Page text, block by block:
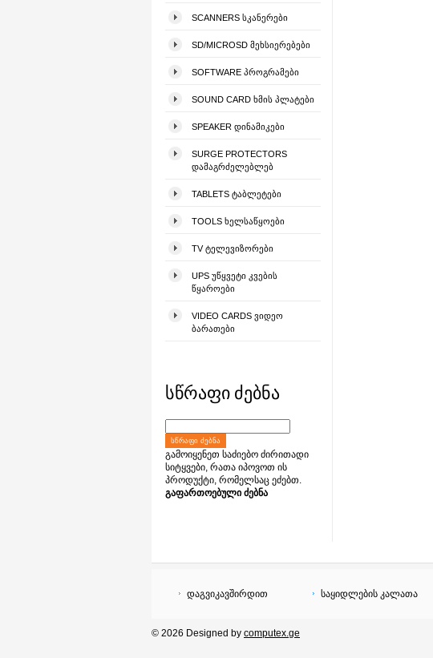
SCANNERS ᲡᲙᲐᲜᲔᲠᲔᲑᲘ
SD/MICROSD ᲛᲔᲮᲡᲘᲔᲠᲔᲑᲔᲑᲘ
SOFTWARE ᲞᲠᲝᲒᲠᲐᲛᲔᲑᲘ
SOUND CARD ᲮᲛᲘᲡ ᲞᲚᲐᲢᲔᲑᲘ
SPEAKER ᲓᲘᲜᲐᲛᲘᲙᲔᲑᲘ
SURGE PROTECTORS
ᲓᲐᲛᲐᲒᲠᲫᲔᲚᲔᲑᲚᲔᲑ
TABLETS ᲢᲐᲑᲚᲔᲢᲔᲑᲘ
TOOLS ᲮᲔᲚᲡᲐᲬᲧᲝᲔᲑᲘ
TV ᲢᲔᲚᲔᲕᲘᲖᲝᲠᲔᲑᲘ
UPS ᲣᲬᲧᲕᲔᲢᲘ ᲙᲕᲔᲑᲘᲡ
ᲬᲧᲐᲠᲝᲔᲑᲘ
VIDEO CARDS ᲕᲘᲓᲔᲝ
ᲑᲐᲠᲐᲗᲔᲑᲘ
სწრაფი ძებნა
ᲡᲬᲠᲐᲤᲘ ᲫᲔᲑᲜᲐ
გამოიყენეთ საძიებო ძირითადი
სიტყვები, რათა იპოვოთ ის
პროდუქტი, რომელსაც ეძებთ.
გაფართოებული ძებნა
დაგვიკავშირდით საყიდლების კალათა
© 2026 Designed by computex.ge